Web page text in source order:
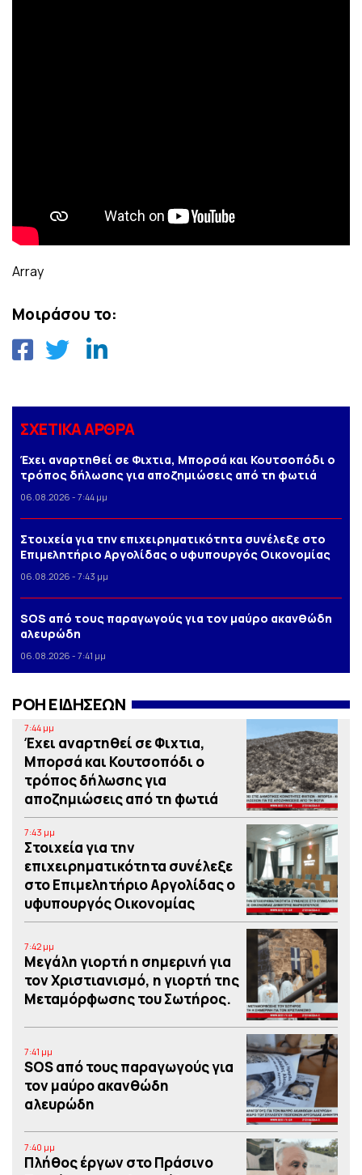
Array
Μοιράσου το:
ΣΧΕΤΙΚΑ ΑΡΘΡΑ
Έχει αναρτηθεί σε Φιχτια, Μπορσά και Κουτσοπόδι ο
τρόπος δήλωσης για αποζημιώσεις από τη φωτιά
06.08.2026 - 7:44 μμ
Στοιχεία για την επιχειρηματικότητα συνέλεξε στο
Επιμελητήριο Αργολίδας ο υφυπουργός Οικονομίας
06.08.2026 - 7:43 μμ
SOS από τους παραγωγούς για τον μαύρο ακανθώδη
αλευρώδη
06.08.2026 - 7:41 μμ
ΡΟΗ ΕΙΔΗΣΕΩΝ
7:44 μμ
Έχει αναρτηθεί σε Φιχτια,
Μπορσά και Κουτσοπόδι ο
τρόπος δήλωσης για
αποζημιώσεις από τη φωτιά
7:43 μμ
Στοιχεία για την
επιχειρηματικότητα συνέλεξε
στο Επιμελητήριο Αργολίδας ο
υφυπουργός Οικονομίας
7:42 μμ
Μεγάλη γιορτή η σημερινή για
τον Χριστιανισμό, η γιορτή της
Μεταμόρφωσης του Σωτήρος.
7:41 μμ
SOS από τους παραγωγούς για
τον μαύρο ακανθώδη
αλευρώδη
7:40 μμ
Πλήθος έργων στο Πράσινο